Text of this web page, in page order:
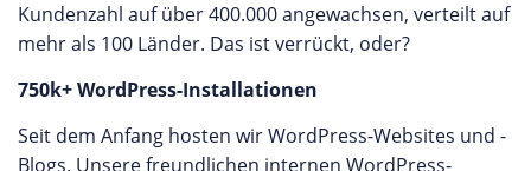
Kundenzahl auf über 400.000 angewachsen, verteilt auf
mehr als 100 Länder. Das ist verrückt, oder?
750k+ WordPress-Installationen
Seit dem Anfang hosten wir WordPress-Websites und -
Blogs. Unsere freundlichen internen WordPress-